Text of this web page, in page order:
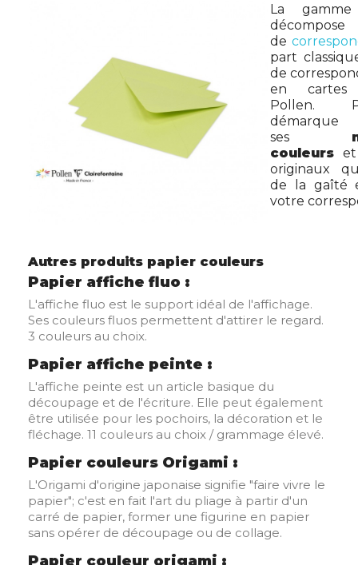
La
de
part
de
en cartes
Pollen.
ses
couleurs et
originaux
de la gaîté
votre
Autres produits papier couleurs
Papier affiche fluo :
L'affiche fluo est le support idéal de l'affichage.
Ses couleurs fluos permettent d'attirer le regard.
3 couleurs au choix.
Papier affiche peinte :
L'affiche peinte est un article basique du
découpage et de l'écriture. Elle peut également
être utilisée pour les pochoirs, la décoration et le
fléchage. 11 couleurs au choix / grammage élevé.
Papier couleurs Origami :
L'Origami d'origine japonaise signifie "faire vivre le
papier"; c'est en fait l'art du pliage à partir d'un
carré de papier, former une figurine en papier
sans opérer de découpage ou de collage.
Papier couleur origami :